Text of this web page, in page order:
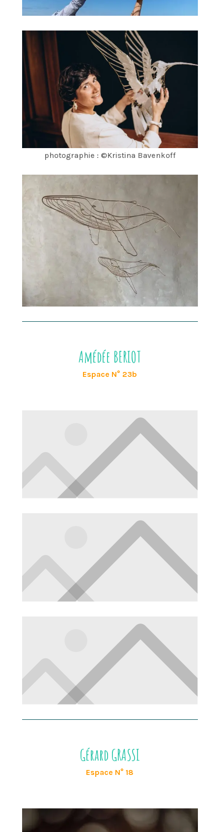
photographie : ©Kristina Bavenkoff
Amédée BERIOT
Espace N° 23b
Gérard GRASSI
Espace N° 18